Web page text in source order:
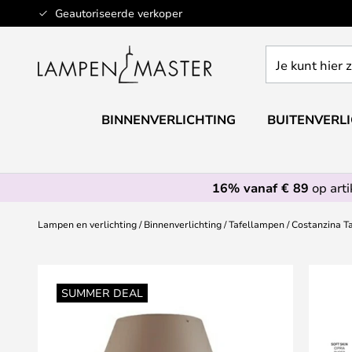
Geautoriseerde verkoper
Ga
naar
inhoud
kunt
zoeken
webwinkel
BINNENVERLICHTING
16% vanaf € 89 op
Lampen en verlichting Binnenverlichting Tafellampen Costanzina
SUMMER DEAL
naar